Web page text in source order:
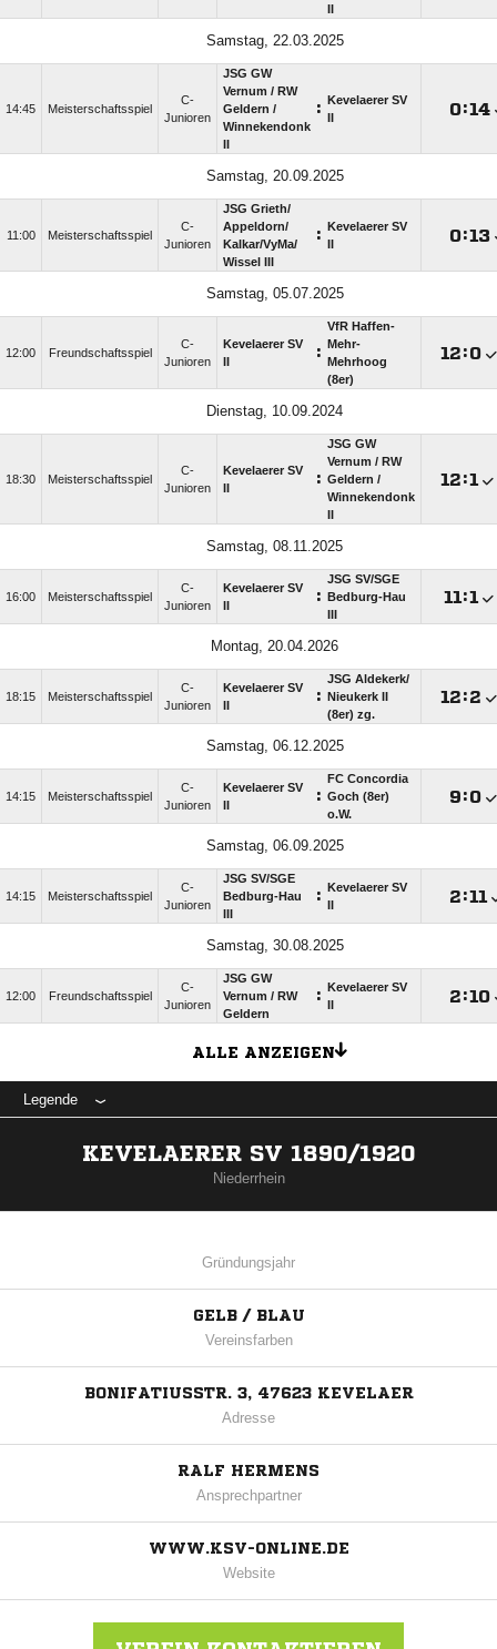
Samstag, 22.03.2025
14:45 Meisterschaftsspiel
C-
Junioren
JSG GW
Vernum /​ RW
Geldern /​
Winnekendonk
:
Kevelaerer SV
:
Samstag, 20.09.2025
11:00 Meisterschaftsspiel
C-
Junioren
JSG Grieth/​
Appeldorn/​
Kalkar/​VyMa/​
Wissel III
:
Kevelaerer SV
:
Samstag, 05.07.2025
12:00 Freundschaftsspiel
C-
Junioren
Kevelaerer SV
:
VfR Haffen-
Mehr-
Mehrhoog
(8er)
:
Dienstag, 10.09.2024
18:30 Meisterschaftsspiel
C-
Junioren
Kevelaerer SV
:
JSG GW
Vernum /​ RW
Geldern /​
Winnekendonk
:
Samstag, 08.11.2025
16:00 Meisterschaftsspiel
C-
Junioren
Kevelaerer SV
:
JSG SV/​SGE
Bedburg-Hau
:
Montag, 20.04.2026
18:15 Meisterschaftsspiel
C-
Junioren
Kevelaerer SV
:
JSG Aldekerk/​
Nieukerk II
(8er) zg.
:
Samstag, 06.12.2025
14:15 Meisterschaftsspiel
C-
Junioren
Kevelaerer SV
:
FC Concordia
Goch (8er)
o.W.
:
Samstag, 06.09.2025
14:15 Meisterschaftsspiel
C-
Junioren
JSG SV/​SGE
Bedburg-Hau
:
Kevelaerer SV
:
Samstag, 30.08.2025
12:00 Freundschaftsspiel
C-
Junioren
JSG GW
Vernum /​ RW
Geldern
:
Kevelaerer SV
:
ALLE ANZEIGEN
Legende
KEVELAERER SV 1890/1920
Niederrhein
Gründungsjahr
GELB / BLAU
Vereinsfarben
BONIFATIUSSTR. 3, 47623 KEVELAER
Adresse
RALF HERMENS
Ansprechpartner
WWW.KSV-ONLINE.DE
Website